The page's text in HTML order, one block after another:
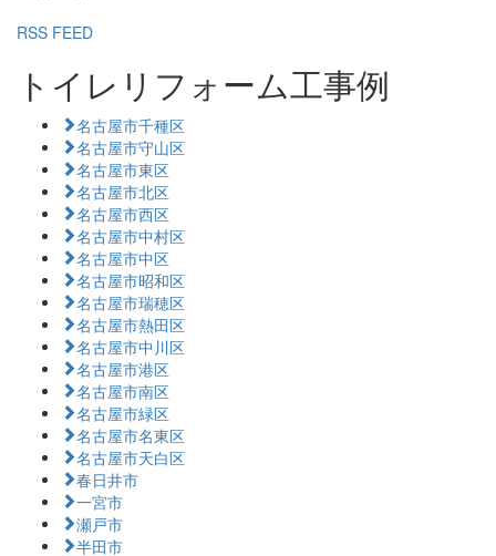
RSS FEED
トイレリフォーム工事例
名古屋市千種区
名古屋市守山区
名古屋市東区
名古屋市北区
名古屋市西区
名古屋市中村区
名古屋市中区
名古屋市昭和区
名古屋市瑞穂区
名古屋市熱田区
名古屋市中川区
名古屋市港区
名古屋市南区
名古屋市緑区
名古屋市名東区
名古屋市天白区
春日井市
一宮市
瀬戸市
半田市